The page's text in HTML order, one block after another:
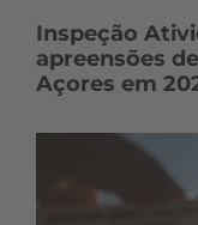
Inspeção
apreensões
Açores em